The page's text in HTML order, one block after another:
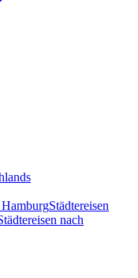
HamburgStädtereisen
nach